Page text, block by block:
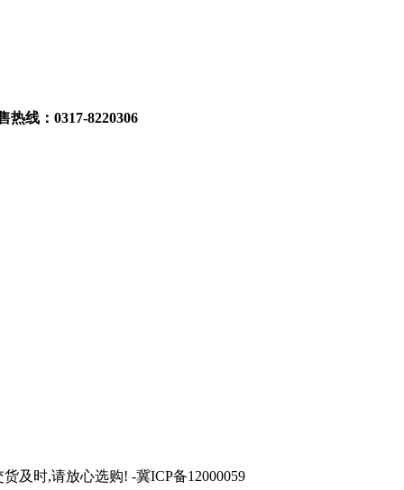
线：0317-8220306
及时,请放心选购! -冀ICP备12000059